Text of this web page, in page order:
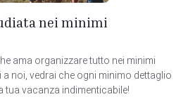
nei minimi
ama organizzare tutto nei minimi
noi, vedrai che ogni minimo dettaglio
tua vacanza indimenticabile!